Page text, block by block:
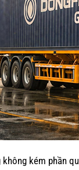
không kém phần